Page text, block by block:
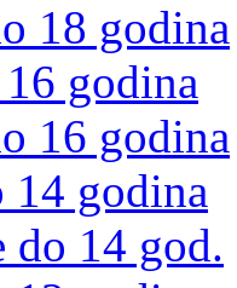
18 godina
godina
16 godina
14 godina
do 14 god.